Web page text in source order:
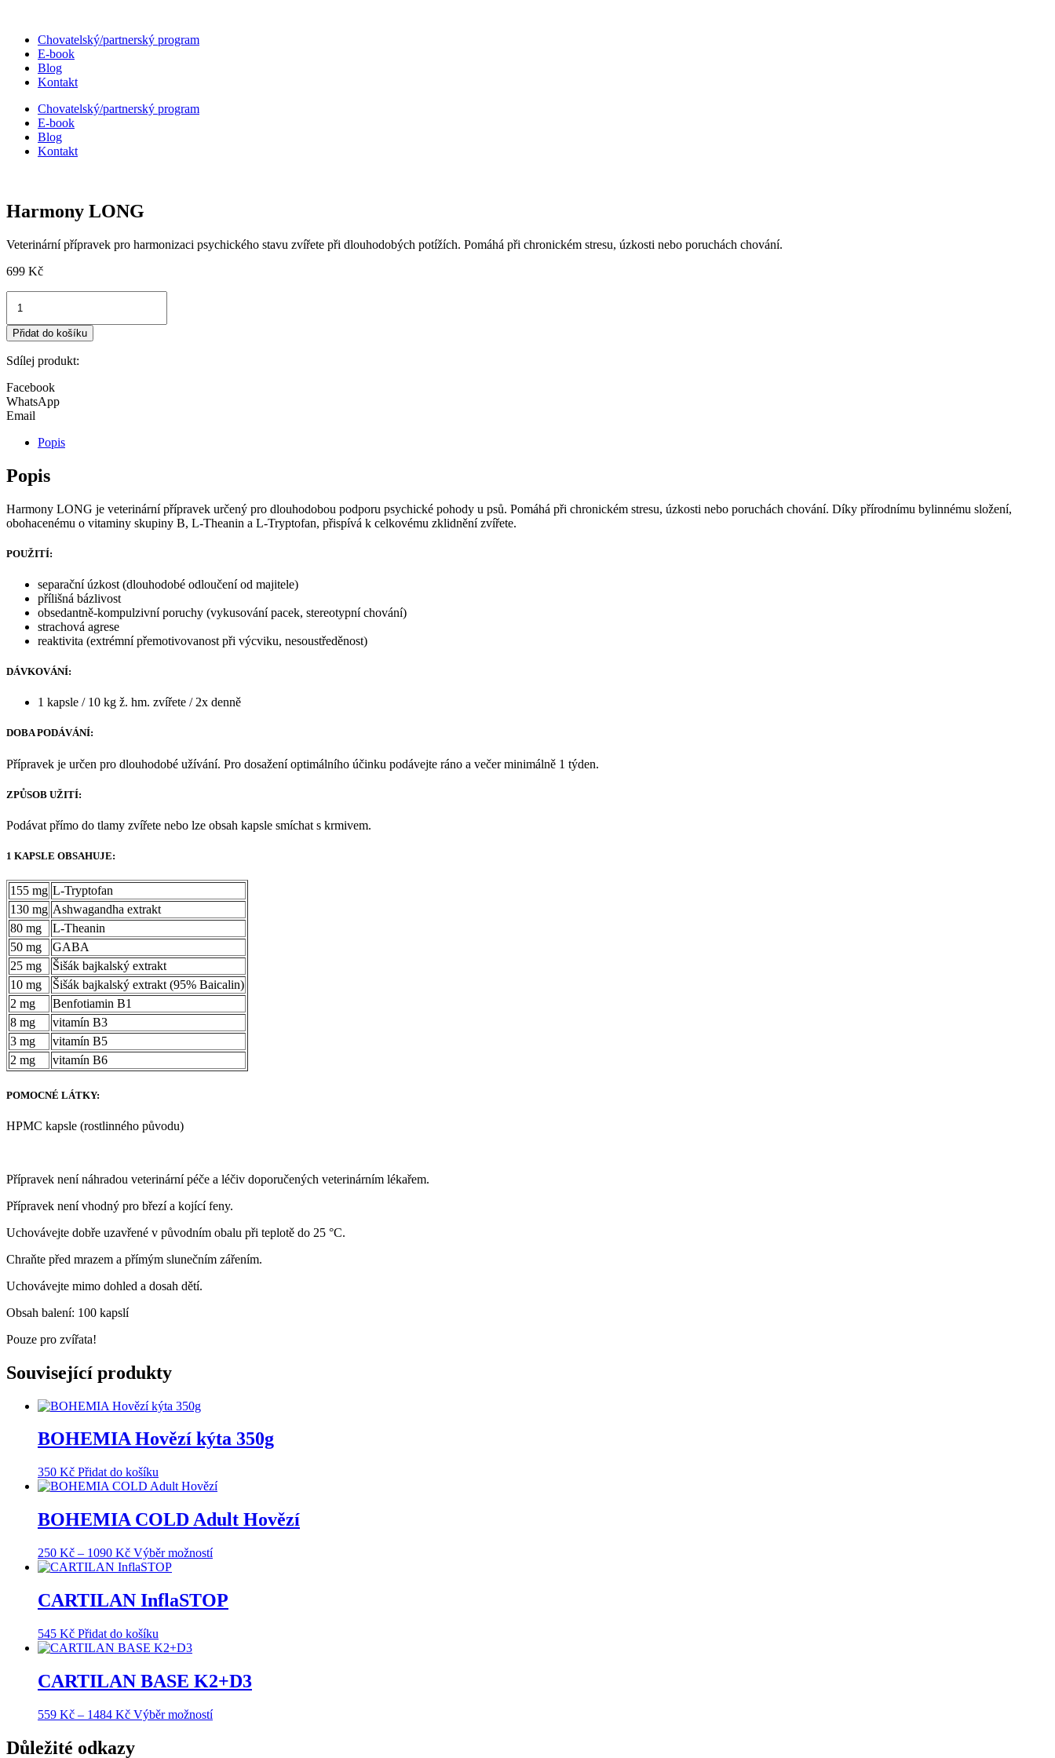
obsahuChovatelský/partnerský program
E-book
Blog
Kontakt
Chovatelský/partnerský program
E-book
Blog
Kontakt
Harmony LONG
Veterinární přípravek pro harmonizaci psychického stavu zvířete při dlouhodobých potížích. Pomáhá při chronickém stresu, úzkosti nebo poruchách chování.
699 Kč
LONG
množství
Přidat do košíku
Sdílej produkt:
Facebook
WhatsApp
Email
Popis
Popis
Harmony LONG je veterinární přípravek určený pro dlouhodobou podporu psychické pohody u psů. Pomáhá při chronickém stresu, úzkosti nebo poruchách chování. Díky přírodnímu bylinnému složení,
obohacenému o vitaminy skupiny B, L-Theanin a L-Tryptofan, přispívá k celkovému zklidnění zvířete.
POUŽITÍ:
separační úzkost (dlouhodobé odloučení od majitele)
přílišná bázlivost
obsedantně-kompulzivní poruchy (vykusování pacek, stereotypní chování)
strachová agrese
reaktivita (extrémní přemotivovanost při výcviku, nesoustředěnost)
DÁVKOVÁNÍ:
1 kapsle / 10 kg ž. hm. zvířete / 2x denně
DOBA PODÁVÁNÍ:
Přípravek je určen pro dlouhodobé užívání. Pro dosažení optimálního účinku podávejte ráno a večer minimálně 1 týden.
ZPŮSOB UŽITÍ:
Podávat přímo do tlamy zvířete nebo lze obsah kapsle smíchat s krmivem.
1 KAPSLE OBSAHUJE:
155 mg L-Tryptofan
130 mg Ashwagandha extrakt
80 mg
L-Theanin
50 mg
GABA
25 mg
Šišák bajkalský extrakt
10 mg
Šišák bajkalský extrakt (95% Baicalin)
2 mg
Benfotiamin B1
8 mg
vitamín B3
3 mg
vitamín B5
2 mg
vitamín B6
POMOCNÉ LÁTKY:
HPMC kapsle (rostlinného původu)
Přípravek není náhradou veterinární péče a léčiv doporučených veterinárním lékařem.
Přípravek není vhodný pro březí a kojící feny.
Uchovávejte dobře uzavřené v původním obalu při teplotě do 25 °C.
Chraňte před mrazem a přímým slunečním zářením.
Uchovávejte mimo dohled a dosah dětí.
Obsah balení: 100 kapslí
Pouze pro zvířata!
Související produkty
BOHEMIA Hovězí kýta 350g
350 Kč Přidat do košíku
BOHEMIA COLD Adult Hovězí
250 Kč – 1090 KčRozpětí
cen:
až
1090 Kč
Výběr možnostíTento
více
variant.
stránce
produktu
CARTILAN InflaSTOP
545 Kč Přidat do košíku
CARTILAN BASE K2+D3
559 Kč – 1484 KčRozpětí
Výběr možnostíTento
Důležité odkazy